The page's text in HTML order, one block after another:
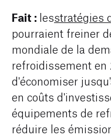
Fait : lesstratégies
pourraient freiner
mondiale de la
refroidissement
d'économiser
en coûts
équipements de
réduire les